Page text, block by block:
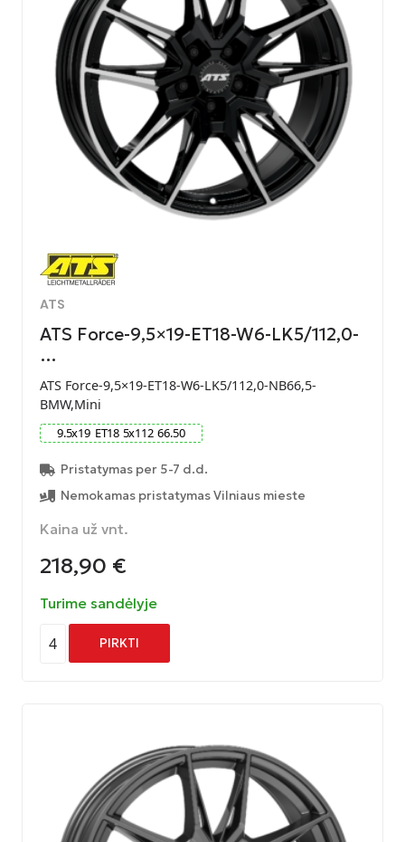
ATS
ATS Force-9,5×19-ET18-W6-LK5/112,0-
…
ATS Force-9,5×19-ET18-W6-LK5/112,0-NB66,5-
BMW,Mini
9.5x19 ET18 5x112 66.50
Pristatymas per 5-7 d.d.
Nemokamas pristatymas Vilniaus mieste
Kaina už vnt.
218,90 €
Turime sandėlyje
4 PIRKTI